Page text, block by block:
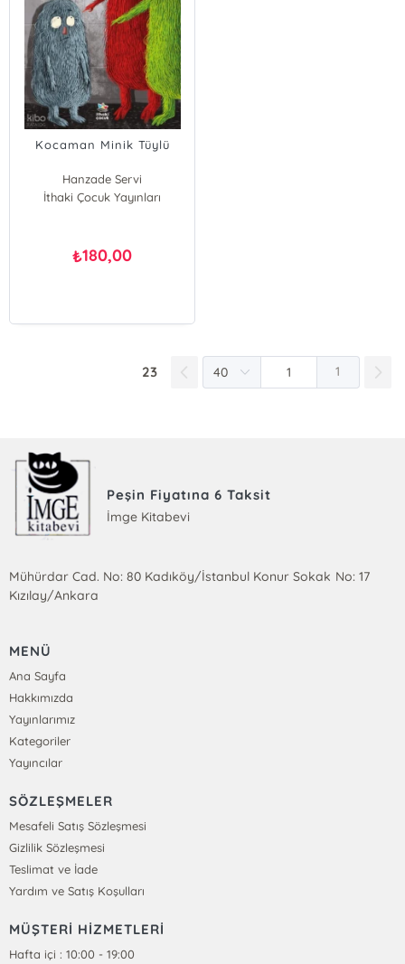
Kocaman Minik Tüylü
Hanzade Servi
İthaki Çocuk Yayınları
₺180,00
23 1
Peşin Fiyatına 6 Taksit
İmge Kitabevi
Mühürdar Cad. No: 80 Kadıköy/İstanbul Konur Sokak No: 17
Kızılay/Ankara
MENÜ
Ana Sayfa
Hakkımızda
Yayınlarımız
Kategoriler
Yayıncılar
SÖZLEŞMELER
Mesafeli Satış Sözleşmesi
Gizlilik Sözleşmesi
Teslimat ve İade
Yardım ve Satış Koşulları
MÜŞTERİ HİZMETLERİ
Hafta içi : 10:00 - 19:00